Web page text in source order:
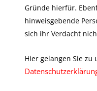
Gründe hierfür.
hinweisgebende
sich ihr Verdacht
Hier gelangen Sie zu